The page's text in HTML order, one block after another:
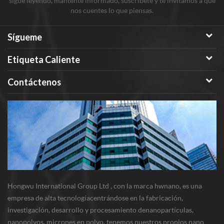
nos cuentes lo que piensas.
Sígueme
Etiqueta Caliente
Contáctenos
Hongwu International Group Ltd , con la marca hwnano, es una
empresa de alta tecnologíacentrándose en la fabricación,
investigación, desarrollo y procesamiento denanopartículas,
nanopolvos, micrones en polvo. tenemos nuestros propios nano